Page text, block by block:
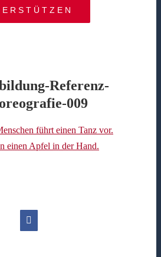
Referenz-
009
Facebook